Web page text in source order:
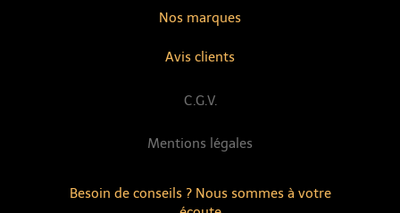
Avis clients
Nos marques
Besoin de conseils ? Nous sommes à votre
Mentions légales
C.G.V.